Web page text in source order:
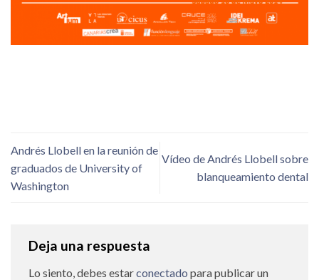
Andrés Llobell en la reunión de
graduados de University of
Washington
Vídeo de Andrés Llobell sobre
blanqueamiento dental
Deja una respuesta
Lo siento, debes estarconectado para publicar un